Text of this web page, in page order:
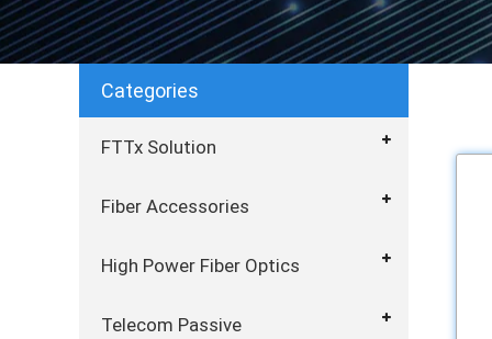
Categories
FTTx Solution
Fiber Accessories
High Power Fiber Optics
Telecom Passive